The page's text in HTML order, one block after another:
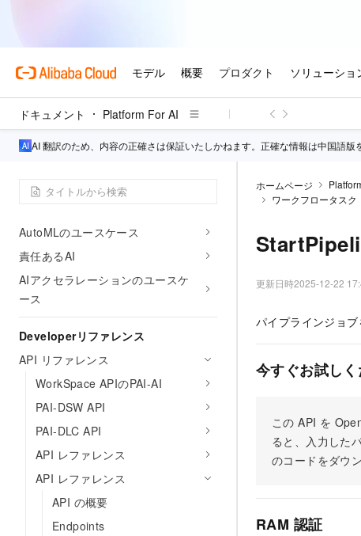
ドキュメント Platform For AI
AI 翻訳のため、内容の正確さは保証いたしかねます。正確な情報は中国語版
EASのユースケース
DSWのユースケース
DLCのユースケース
Designerのユースケース
アプリケーション開発
PAI-Rec
AutoMLのユースケース
責任あるAI
AIアクセラレーションのユースケ
ース
Developerリファレンス
API リファレンス
WorkSpace APIのPAI-AI
PAI-DSW API
PAI-DLC API
API レファレンス
API レファレンス
API の概要
Endpoints
ホームページ
ワークフロータスク
更新日時2025-12-22
パイプラインジョブ
今すぐお試し
この API を
ると、入力した
のコードをダウ
RAM 認証